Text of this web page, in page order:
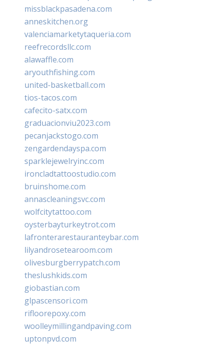
missblackpasadena.com
anneskitchen.org
valenciamarketytaqueria.com
reefrecordsllc.com
alawaffle.com
aryouthfishing.com
united-basketball.com
tios-tacos.com
cafecito-satx.com
graduacionviu2023.com
pecanjackstogo.com
zengardendayspa.com
sparklejewelryinc.com
ironcladtattoostudio.com
bruinshome.com
annascleaningsvc.com
wolfcitytattoo.com
oysterbayturkeytrot.com
lafronterarestauranteybar.com
lilyandrosetearoom.com
olivesburgberrypatch.com
theslushkids.com
giobastian.com
glpascensori.com
rifloorepoxy.com
woolleymillingandpaving.com
uptonpvd.com